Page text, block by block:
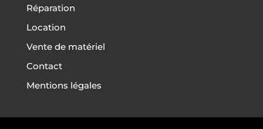
Réparation
Location
Vente de matériel
Contact
Mentions légales